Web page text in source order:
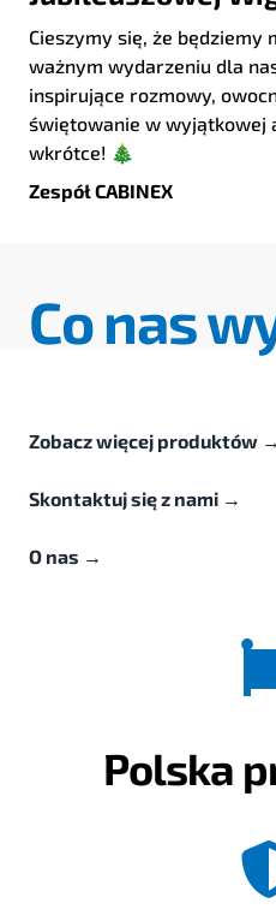
Cieszymy się, że będziemy
ważnym wydarzeniu dla
inspirujące rozmowy,
świętowanie w wyjątkowej
wkrótce! 🎄
Zespół CABINEX
Co nas
Zobacz więcej produktów →
Skontaktuj się z nami →
O nas →
Polska